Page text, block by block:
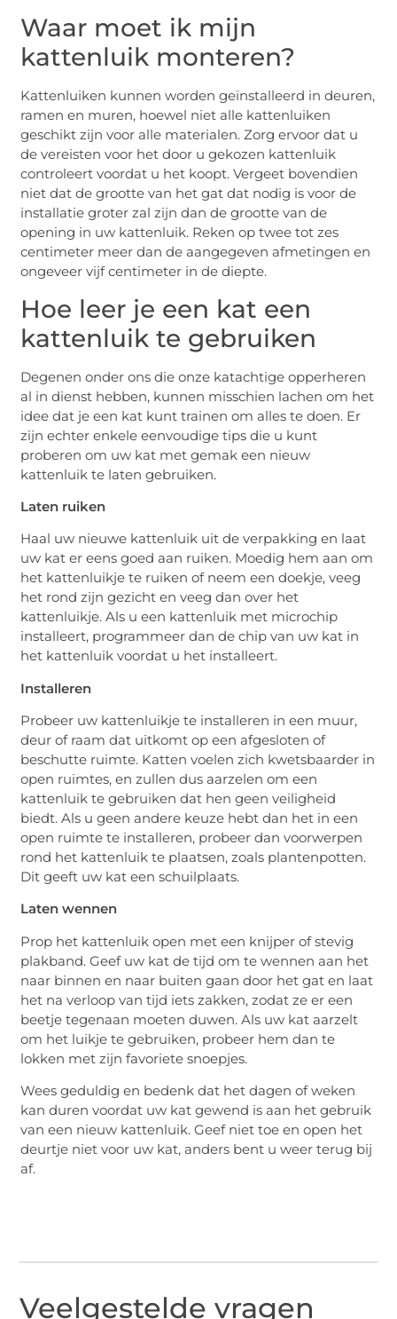
Waar moet ik mijn
kattenluik monteren?
Kattenluiken kunnen worden geïnstalleerd in deuren,
ramen en muren, hoewel niet alle kattenluiken
geschikt zijn voor alle materialen. Zorg ervoor dat u
de vereisten voor het door u gekozen kattenluik
controleert voordat u het koopt. Vergeet bovendien
niet dat de grootte van het gat dat nodig is voor de
installatie groter zal zijn dan de grootte van de
opening in uw kattenluik. Reken op twee tot zes
centimeter meer dan de aangegeven afmetingen en
ongeveer vijf centimeter in de diepte.
Hoe leer je een kat een
kattenluik te gebruiken
Degenen onder ons die onze katachtige opperheren
al in dienst hebben, kunnen misschien lachen om het
idee dat je een kat kunt trainen om alles te doen. Er
zijn echter enkele eenvoudige tips die u kunt
proberen om uw kat met gemak een nieuw
kattenluik te laten gebruiken.
Laten ruiken
Haal uw nieuwe kattenluik uit de verpakking en laat
uw kat er eens goed aan ruiken. Moedig hem aan om
het kattenluikje te ruiken of neem een doekje, veeg
het rond zijn gezicht en veeg dan over het
kattenluikje. Als u een kattenluik met microchip
installeert, programmeer dan de chip van uw kat in
het kattenluik voordat u het installeert.
Installeren
Probeer uw kattenluikje te installeren in een muur,
deur of raam dat uitkomt op een afgesloten of
beschutte ruimte. Katten voelen zich kwetsbaarder in
open ruimtes, en zullen dus aarzelen om een
kattenluik te gebruiken dat hen geen veiligheid
biedt. Als u geen andere keuze hebt dan het in een
open ruimte te installeren, probeer dan voorwerpen
rond het kattenluik te plaatsen, zoals plantenpotten.
Dit geeft uw kat een schuilplaats.
Laten wennen
Prop het kattenluik open met een knijper of stevig
plakband. Geef uw kat de tijd om te wennen aan het
naar binnen en naar buiten gaan door het gat en laat
het na verloop van tijd iets zakken, zodat ze er een
beetje tegenaan moeten duwen. Als uw kat aarzelt
om het luikje te gebruiken, probeer hem dan te
lokken met zijn favoriete snoepjes.
Wees geduldig en bedenk dat het dagen of weken
kan duren voordat uw kat gewend is aan het gebruik
van een nieuw kattenluik. Geef niet toe en open het
deurtje niet voor uw kat, anders bent u weer terug bij
af.
Veelgestelde vragen